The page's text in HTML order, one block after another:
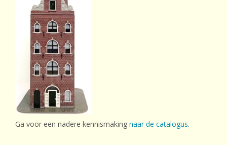
Ga voor een nadere kennismaking naar de catalogus.